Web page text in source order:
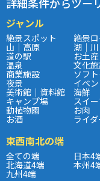
ジャンル
絶景スポット 絶景
山｜高原 湖｜
道の駅 お土産
温泉 文化
商業施設 ソフ
夜景 イベ
美術館｜資料館 海鮮
キャンプ場 スイ
動植物園 お肉
お酒 ライ
東西南北の端
全ての端 日本4
北海道4端 本州4
九州4端